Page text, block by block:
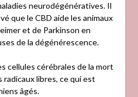
neurodégénératives. Il
que le CBD aide les animaux
et de Parkinson en
de la dégénérescence.
cellules cérébrales de la mort
libres, ce qui est
âgés.